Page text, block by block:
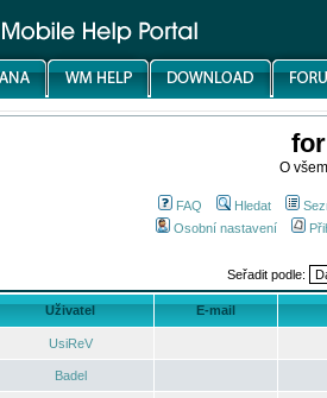
O
FAQ Hledat
Osobní nastavení
Seřadit podle:
Uživatel E-mail
UsiReV
Badel